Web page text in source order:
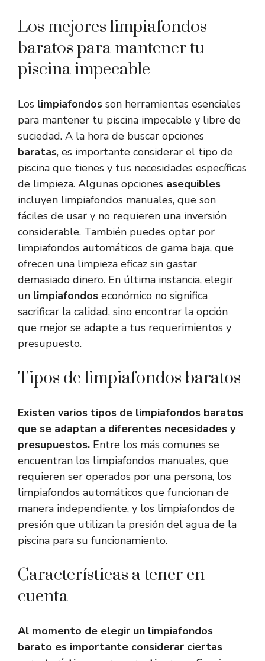
Los mejores limpiafondos
baratos para mantener tu
piscina impecable
Los limpiafondos son herramientas esenciales
para mantener tu piscina impecable y libre de
suciedad. A la hora de buscar opciones
baratas, es importante considerar el tipo de
piscina que tienes y tus necesidades específicas
de limpieza. Algunas opciones asequibles
incluyen limpiafondos manuales, que son
fáciles de usar y no requieren una inversión
considerable. También puedes optar por
limpiafondos automáticos de gama baja, que
ofrecen una limpieza eficaz sin gastar
demasiado dinero. En última instancia, elegir
un limpiafondos económico no significa
sacrificar la calidad, sino encontrar la opción
que mejor se adapte a tus requerimientos y
presupuesto.
Tipos de limpiafondos baratos
Existen varios tipos de limpiafondos baratos
que se adaptan a diferentes necesidades y
presupuestos. Entre los más comunes se
encuentran los limpiafondos manuales, que
requieren ser operados por una persona, los
limpiafondos automáticos que funcionan de
manera independiente, y los limpiafondos de
presión que utilizan la presión del agua de la
piscina para su funcionamiento.
Características a tener en
cuenta
Al momento de elegir un limpiafondos
barato es importante considerar ciertas